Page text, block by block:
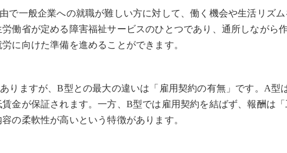
で一般企業への就職が難しい方に対して、働く機会や生活リズム
働省が定める障害福祉サービスのひとつであり、通所しながら
に向けた準備を進めることができます。
りますが、B型との最大の違いは「雇用契約の有無」です。A型
金が保証されます。一方、B型では雇用契約を結ばず、報酬は「
の柔軟性が高いという特徴があります。